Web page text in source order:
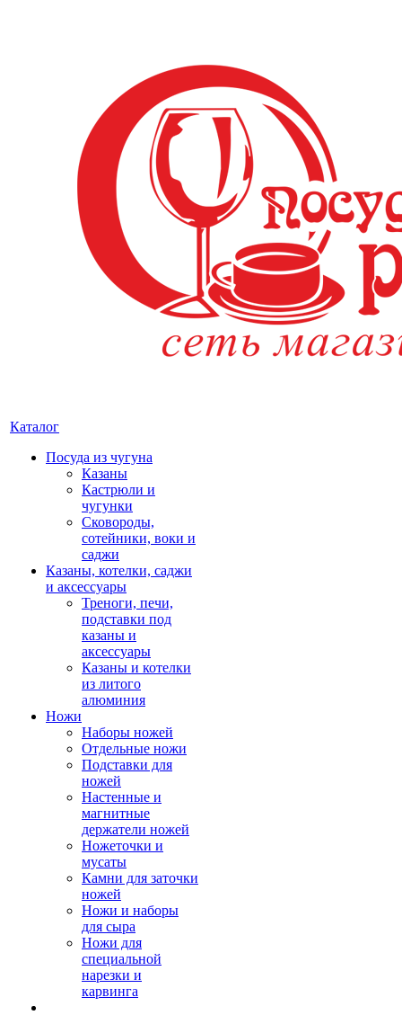
Каталог
Посуда из чугуна
Казаны
Кастрюли и
чугунки
Сковороды,
сотейники, воки и
саджи
Казаны, котелки, саджи
и аксессуары
Треноги, печи,
подставки под
казаны и
аксессуары
Казаны и котелки
из литого
алюминия
Ножи
Наборы ножей
Отдельные ножи
Подставки для
ножей
Настенные и
магнитные
держатели ножей
Ножеточки и
мусаты
Камни для заточки
ножей
Ножи и наборы
для сыра
Ножи для
специальной
нарезки и
карвинга